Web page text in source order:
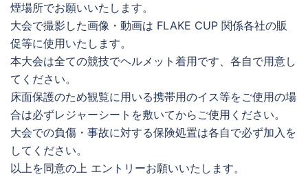
煙場所でお願いいたします。
大会で撮影した画像・動画は FLAKE CUP 関係各社の販
促等に使用いたします。
本大会は全ての競技でヘルメット着用です、各自で用意し
てください。
床面保護のため観覧に用いる携帯用のイス等をご使用の場
合は必ずレジャーシートを敷いてからご使用ください。
大会での負傷・事故に対する保険処置は各自で必ず加入を
してください。
以上を同意の上 エントリーお願いいたします。